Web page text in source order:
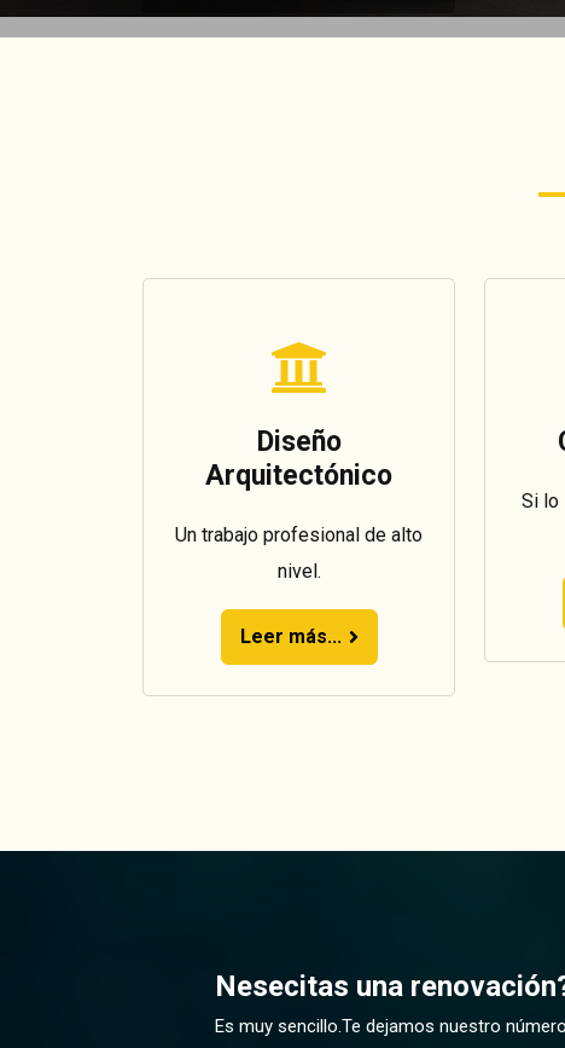
Diseño
Arquitectónico
Un trabajo profesional de alto
nivel.
Leer más...
Si lo
Nesecitas una
Es muy sencillo.Te dejamos nuestro